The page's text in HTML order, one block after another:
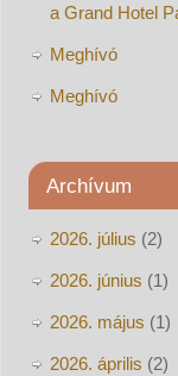
a Grand Hotel
Meghívó
Meghívó
Archívum
2026. július (2)
2026. június (1)
2026. május (1)
2026. április (2)